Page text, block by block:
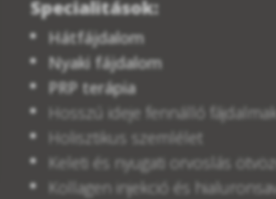
Specialitások:
Hátfájdalom
Nyaki fájdalom
PRP terápia
Hosszú ideje fennálló fájdalmak
Holisztikus szemlélet
Keleti és nyugati orvoslás
Kollagen injekció és